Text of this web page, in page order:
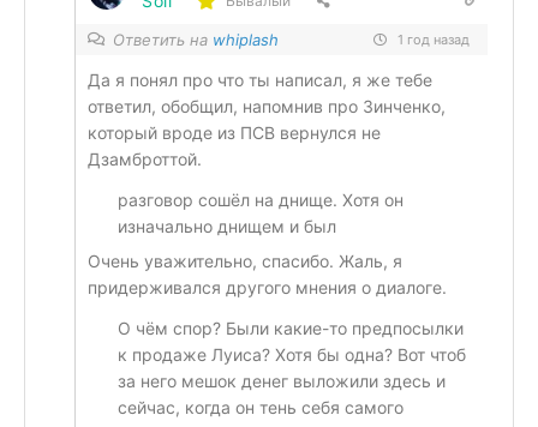
Ответить на whiplash 1 год назад
Да я понял про что ты написал, я же тебе
ответил, обобщил, напомнив про Зинченко,
который вроде из ПСВ вернулся не
Дзамброттой.
разговор сошёл на днище. Хотя он
изначально днищем и был
Очень уважительно, спасибо. Жаль, я
придерживался другого мнения о диалоге.
О чём спор? Были какие-то предпосылки
к продаже Луиса? Хотя бы одна? Вот чтоб
за него мешок денег выложили здесь и
сейчас, когда он тень себя самого